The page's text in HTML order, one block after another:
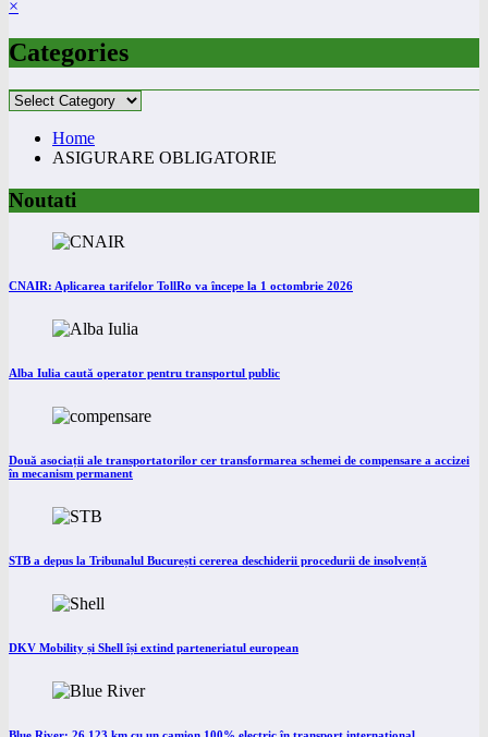
×
Categories
Categories
Home
ASIGURARE OBLIGATORIE
Noutati
CNAIR: Aplicarea tarifelor TollRo va începe la 1 octombrie 2026
Alba Iulia caută operator pentru transportul public
Două asociații ale transportatorilor cer transformarea schemei de compensare a accizei
în mecanism permanent
STB a depus la Tribunalul București cererea deschiderii procedurii de insolvență
DKV Mobility și Shell își extind parteneriatul european